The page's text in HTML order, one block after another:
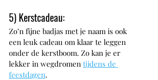
5) Kerstcadeau:
Zo’n fijne badjas met je naam is ook
een leuk cadeau om klaar te leggen
onder de kerstboom. Zo kan je er
lekker in wegdromen tijdens de
feestdagen.